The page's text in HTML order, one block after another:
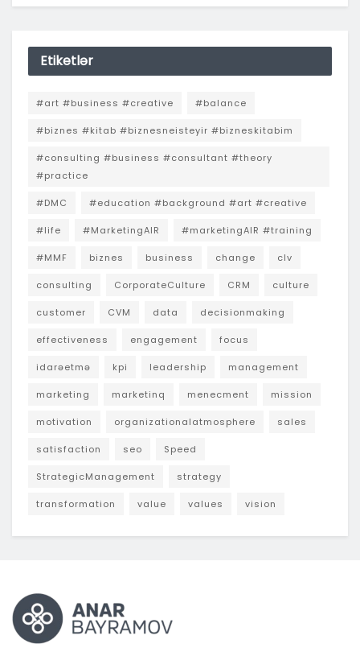
Etiketlər
#art #business #creative #balance
#biznes #kitab #biznesneisteyir #bizneskitabim
#consulting #business #consultant #theory
#practice
#DMC #education #background #art #creative
#life #MarketingAIR #marketingAIR #training
#MMF biznes business change clv
consulting CorporateCulture CRM culture
customer CVM data decisionmaking
effectiveness engagement focus
idarəetmə kpi leadership management
marketing marketinq menecment mission
motivation organizationalatmosphere sales
satisfaction seo Speed
StrategicManagement strategy
transformation value values vision